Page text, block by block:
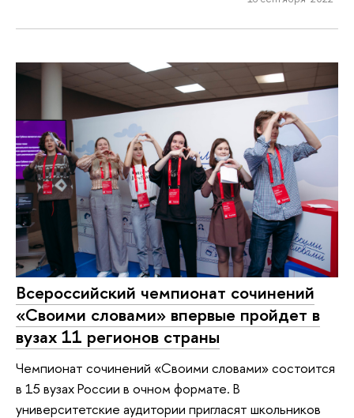
Всероссийский чемпионат сочинений
«Своими словами» впервые пройдет в
вузах 11 регионов страны
Чемпионат сочинений «Своими словами» состоится
в 15 вузах России в очном формате. В
университетские аудитории пригласят школьников